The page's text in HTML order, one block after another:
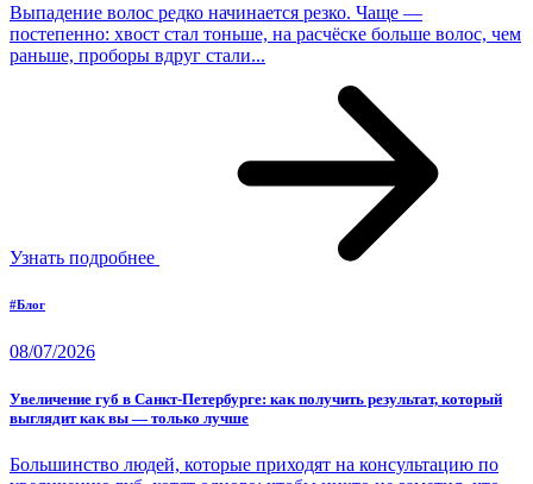
Выпадение волос редко начинается резко. Чаще —
постепенно: хвост стал тоньше, на расчёске больше волос, чем
раньше, проборы вдруг стали...
Узнать подробнее
#Блог
08/07/2026
Увеличение губ в Санкт-Петербурге: как получить результат, который
выглядит как вы — только лучше
Большинство людей, которые приходят на консультацию по